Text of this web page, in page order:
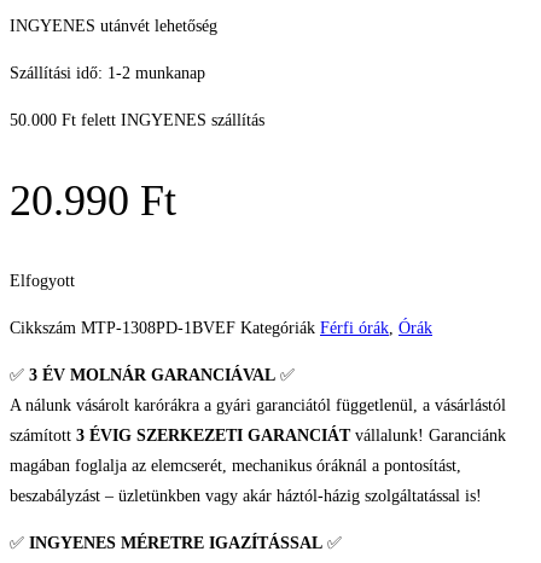
INGYENES utánvét lehetőség
Szállítási idő: 1-2 munkanap
50.000 Ft felett INGYENES szállítás
20.990 Ft
Elfogyott
Cikkszám MTP-1308PD-1BVEF Kategóriák Férfi órák, Órák
✅ 3 ÉV MOLNÁR GARANCIÁVAL ✅
A nálunk vásárolt karórákra a gyári garanciától függetlenül, a vásárlástól
számított 3 ÉVIG SZERKEZETI GARANCIÁTvállalunk! Garanciánk
magában foglalja az elemcserét, mechanikus óráknál a pontosítást,
beszabályzást – üzletünkben vagy akár háztól-házig szolgáltatással is!
✅ INGYENES MÉRETRE IGAZÍTÁSSAL ✅